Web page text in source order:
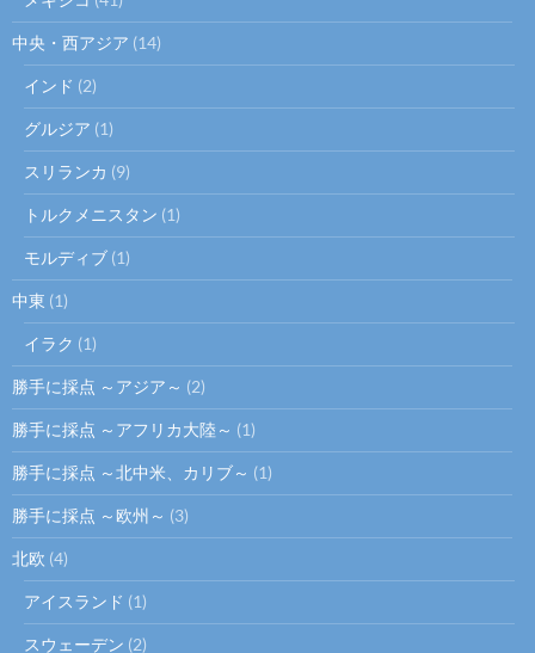
中央・西アジア (14)
インド (2)
グルジア (1)
スリランカ (9)
トルクメニスタン (1)
モルディブ (1)
中東 (1)
イラク (1)
勝手に採点 ～アジア～ (2)
勝手に採点 ～アフリカ大陸～ (1)
勝手に採点 ～北中米、カリブ～ (1)
勝手に採点 ～欧州～ (3)
北欧 (4)
アイスランド (1)
スウェーデン (2)